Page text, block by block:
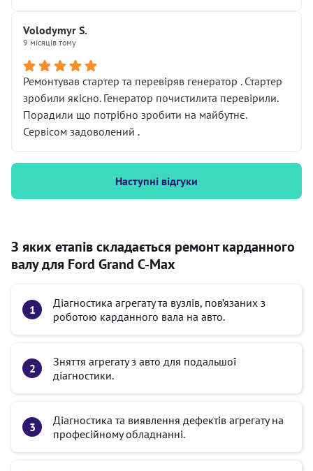
Volodymyr S.
9 місяців тому
Ремонтував стартер та перевіряв генератор . Стартер
зробили якісно. Генератор почистилита перевірили.
Порадили що потрібно зробити на майбутнє.
Сервісом задоволений .
Наступні відгуки
З яких етапів складається ремонт карданного
валу для Ford Grand C-Max
Діагностика агрегату та вузлів, пов’язаних з
роботою карданного вала на авто.
Зняття агрегату з авто для подальшої
діагностики.
Діагностика та виявлення дефектів агрегату на
професійному обладнанні.